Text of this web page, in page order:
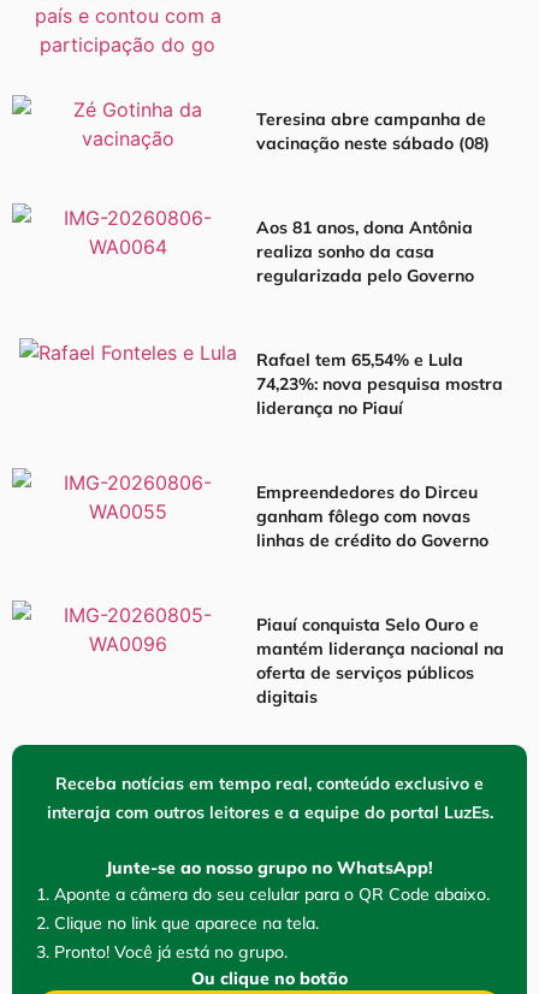
Teresina abre campanha de
vacinação neste sábado (08)
Aos 81 anos, dona Antônia
realiza sonho da casa
regularizada pelo Governo
Rafael tem 65,54% e Lula
74,23%: nova pesquisa mostra
liderança no Piauí
Empreendedores do Dirceu
ganham fôlego com novas
linhas de crédito do Governo
Piauí conquista Selo Ouro e
mantém liderança nacional na
oferta de serviços públicos
digitais
Receba notícias em tempo real, conteúdo exclusivo e
interaja com outros leitores e a equipe do portal LuzEs.
Junte-se ao nosso grupo no WhatsApp!
1. Aponte a câmera do seu celular para o QR Code abaixo.
2. Clique no link que aparece na tela.
3. Pronto! Você já está no grupo.
Ou clique no botão